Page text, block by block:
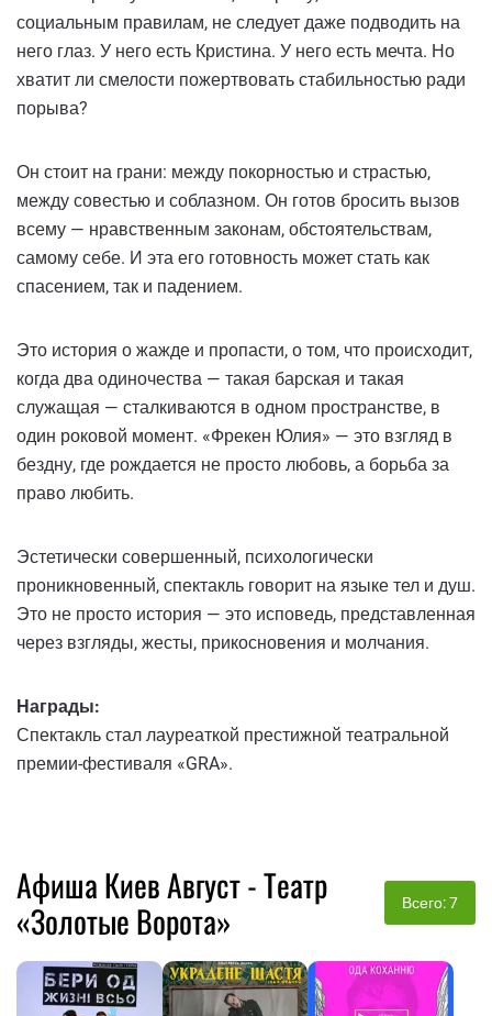
социальным правилам, не следует даже подводить на
него глаз. У него есть Кристина. У него есть мечта. Но
хватит ли смелости пожертвовать стабильностью ради
порыва?
Он стоит на грани: между покорностью и страстью,
между совестью и соблазном. Он готов бросить вызов
всему — нравственным законам, обстоятельствам,
самому себе. И эта его готовность может стать как
спасением, так и падением.
Это история о жажде и пропасти, о том, что происходит,
когда два одиночества — такая барская и такая
служащая — сталкиваются в одном пространстве, в
один роковой момент. «Фрекен Юлия» — это взгляд в
бездну, где рождается не просто любовь, а борьба за
право любить.
Эстетически совершенный, психологически
проникновенный, спектакль говорит на языке тел и душ.
Это не просто история — это исповедь, представленная
через взгляды, жесты, прикосновения и молчания.
Награды:
Спектакль стал лауреаткой престижной театральной
премии-фестиваля «GRA».
Афиша Киев Август - Театр
«Золотые Ворота»
Всего: 7